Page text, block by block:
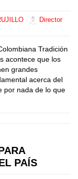
Director
Tradición
acontece que los
grandes
acerca del
por nada de lo que
PAÍS